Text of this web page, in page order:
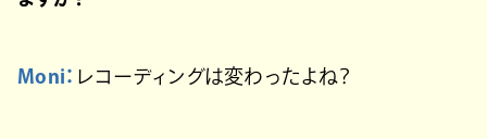
Moni： レコーディングは変わったよね？